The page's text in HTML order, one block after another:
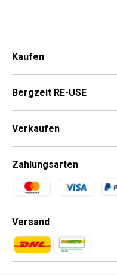
Kaufen
Bergzeit RE-USE
Verkaufen
Zahlungsarten
Zahlungsmethoden
Versand
Zahlungsmethoden